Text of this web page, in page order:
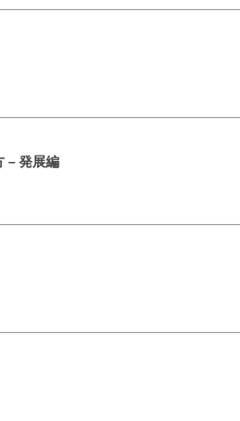
– 発展編